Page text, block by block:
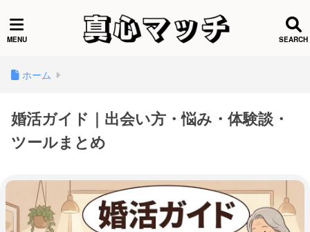
ホーム
婚活ガイド｜出会い方・悩み・体験談・
ツールまとめ